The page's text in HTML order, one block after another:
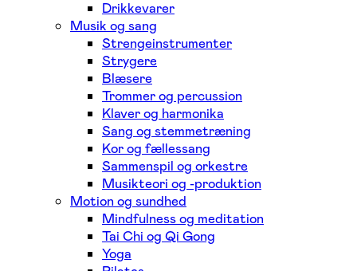
Drikkevarer
Musik og sang
Strengeinstrumenter
Strygere
Blæsere
Trommer og percussion
Klaver og harmonika
Sang og stemmetræning
Kor og fællessang
Sammenspil og orkestre
Musikteori og -produktion
Motion og sundhed
Mindfulness og meditation
Tai Chi og Qi Gong
Yoga